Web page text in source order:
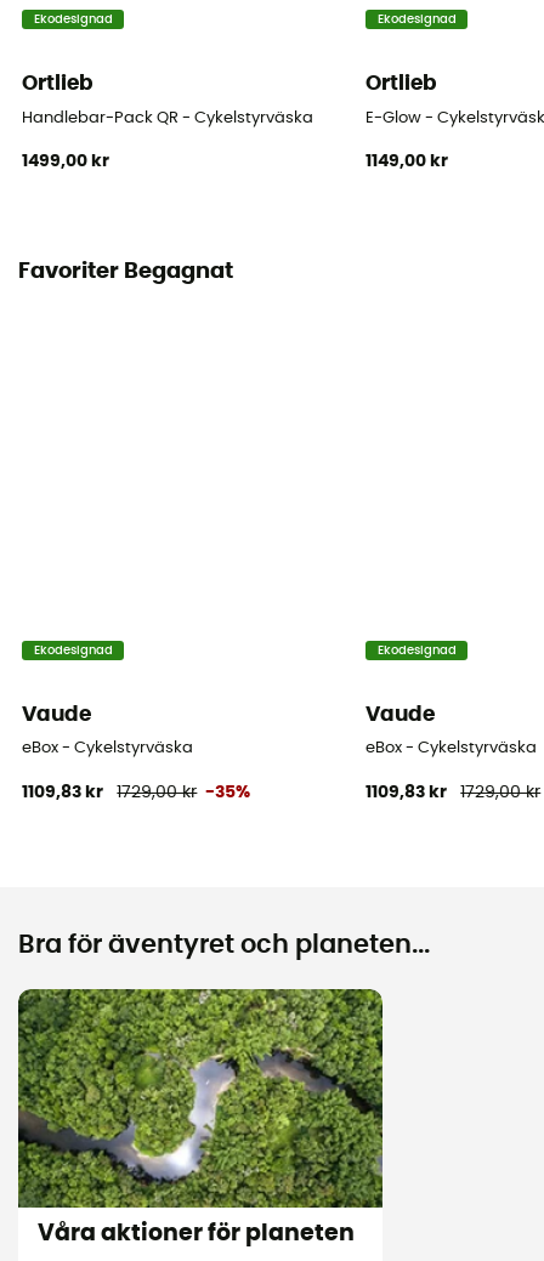
Ekodesignad
Ortlieb
Handlebar-Pack QR - Cykelstyrväska
1499,00 kr
Ekodesignad
Ortlieb
E-Glow -
1149,00 kr
Favoriter Begagnat
Ekodesignad
Vaude
eBox - Cykelstyrväska
1109,83 kr 1729,00 kr -35%
Ekodesignad
Vaude
eBox - Cykelstyrväska
1109,83 kr 1729,00 kr
Bra för äventyret och planeten...
Våra aktioner för planeten